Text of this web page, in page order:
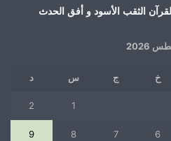
الثقب الأسود و أفق الحدث
2026
خ ج س د
1
2
6
7
8
9